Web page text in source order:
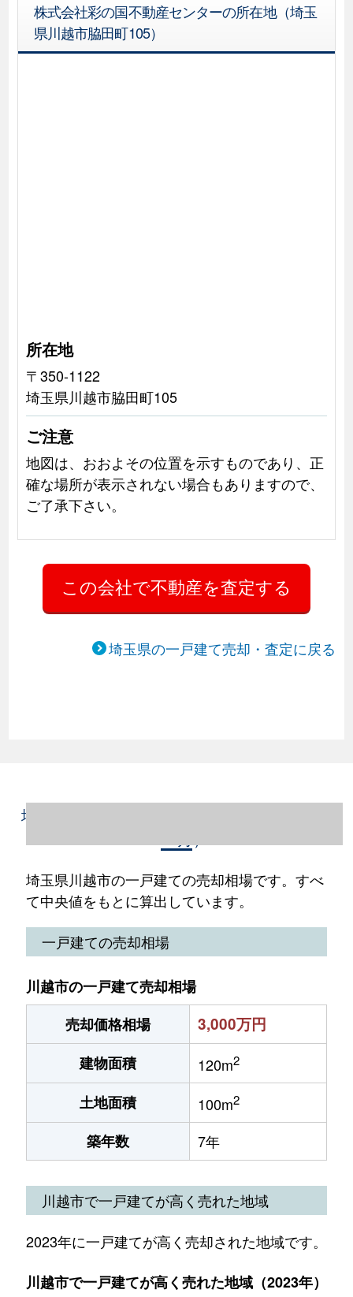
株式会社彩の国不動産センターの所在地（埼玉
県川越市脇田町105）
所在地
〒350-1122
埼玉県川越市脇田町105
ご注意
地図は、おおよその位置を示すものであり、正
確な場所が表示されない場合もありますので、
ご了承下さい。
埼玉県の一戸建て売却・査定に戻る
埼玉県川越市の一戸建て売却情報（2023年1
埼玉県川越市の一戸建ての売却相場です。すべ
て中央値をもとに算出しています。
一戸建ての売却相場
川越市の一戸建て売却相場
売却価格相場
3,000万円
建物面積 120m2
土地面積 100m2
築年数 7年
川越市で一戸建てが高く売れた地域
2023年に一戸建てが高く売却された地域です。
川越市で一戸建てが高く売れた地域（2023年）